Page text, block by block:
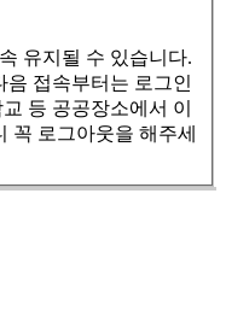
유지될 수 있습니다.
음 접속부터는 로그인
등 공공장소에서 이
꼭 로그아웃을 해주세